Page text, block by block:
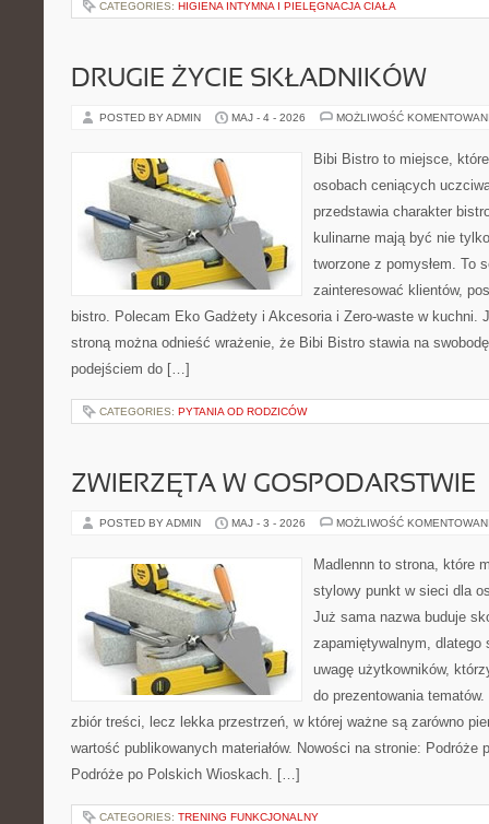
CATEGORIES: HIGIENA INTYMNA I PIELĘGNACJA CIAŁA
DRUGIE ŻYCIE SKŁADNIKÓW
POSTED BY ADMIN MAJ - 4 - 2026 MOŻLIWOŚĆ
Bibi Bistro to miejsce,
osobach ceniących
przedstawia charakter
kulinarne mają być nie
tworzone z pomysłem. To
zainteresować klientów,
bistro. Polecam Eko Gadżety i Akcesoria i Zero-waste w kuchni.
stroną można odnieść wrażenie, że Bibi Bistro stawia na
podejściem do […]
CATEGORIES: PYTANIA OD RODZICÓW
ZWIERZĘTA W GOSPODARSTWIE
POSTED BY ADMIN MAJ - 3 - 2026 MOŻLIWOŚĆ
Madlennn to strona, które
stylowy punkt w sieci dla
Już sama nazwa buduje
zapamiętywalnym, dlatego
uwagę użytkowników,
do prezentowania
zbiór treści, lecz lekka przestrzeń, w której ważne są zarówno
wartość publikowanych materiałów. Nowości na stronie: Podróże
Podróże po Polskich Wioskach. […]
CATEGORIES: TRENING FUNKCJONALNY